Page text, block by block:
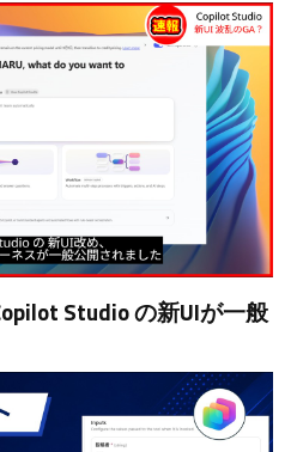
Studio の新UIが一般